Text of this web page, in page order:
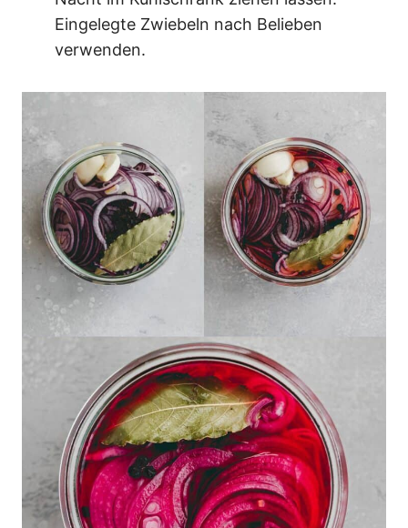
Eingelegte Zwiebeln nach Belieben
verwenden.